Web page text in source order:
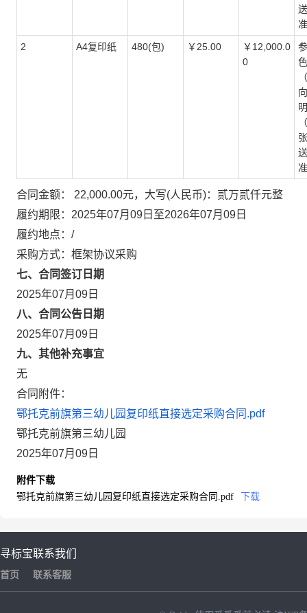
2 A4复印纸 480(包) ￥25.00
￥12,000.0
0
合同金额： 22,000.00元，大写(人民币)：贰万贰仟元整
履约期限：2025年07月09日至2026年07月09日
履约地点：/
采购方式：框架协议采购
七、合同签订日期
2025年07月09日
八、合同公告日期
2025年07月09日
九、其他补充事宜
无
合同附件：
鄂托克前旗第三幼儿园复印纸直接选定采购合同.pdf
鄂托克前旗第三幼儿园
2025年07月09日
附件下载
鄂托克前旗第三幼儿园复印纸直接选定采购合同.pdf
下载
寻标宝
首页
联系我们
联系客服